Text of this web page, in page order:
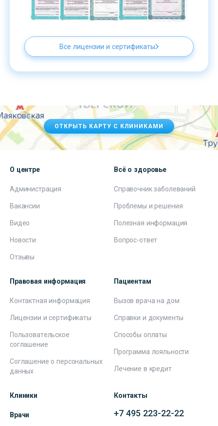
Все лицензии и сертификаты
ОТКРЫТЬ КАРТУ С КЛИНИКАМИ
О центре
Администрация
Вакансии
Видео
Новости
Отзывы
Всё о здоровье
Справочник заболеваний
Проблемы и решения
Полезная информация
Вопрос-ответ
Правовая информация
Контактная информация
Лицензии и сертификаты
Пользовательское
соглашение
Соглашение о персональных
данных
Пациентам
Вызов врача на дом
Справки и документы
Способы оплаты
Программа лояльности
Лечение в кредит
Клиники
Врачи
Контакты
+7 495 223-22-22